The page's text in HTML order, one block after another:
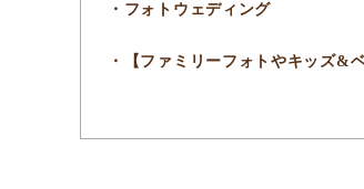
フォトウェディング
【ファミリーフォトやキッズ&